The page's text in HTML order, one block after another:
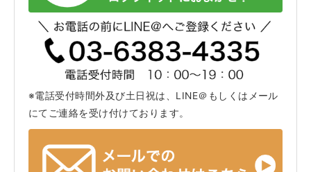
※電話受付時間外及び土日祝は、LINE＠もしくはメール
にてご連絡を受け付けております。